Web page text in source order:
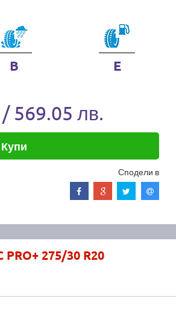
B E
569.05 лв.
Купи
Сподели в
PRO+ 275/30 R20